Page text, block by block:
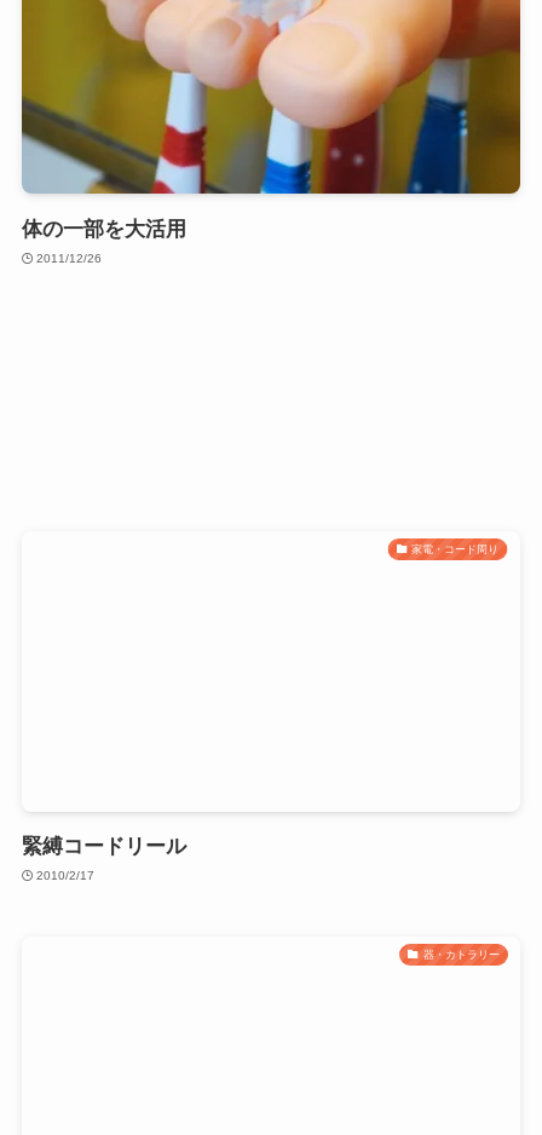
体の一部を大活用
2011/12/26
家電・コード周り
緊縛コードリール
2010/2/17
器・カトラリー